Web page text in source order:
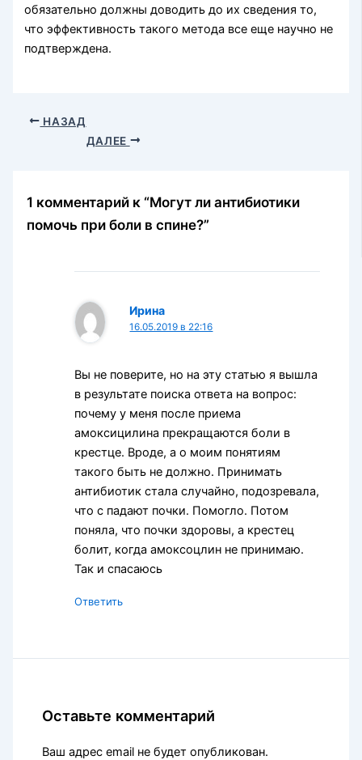
обязательно должны доводить до их сведения то,
что эффективность такого метода все еще научно не
подтверждена.
НАЗАД
ДАЛЕЕ
1 комментарий к “Могут ли антибиотики
помочь при боли в спине?”
Ирина
16.05.2019 в 22:16
Вы не поверите, но на эту статью я вышла
в результате поиска ответа на вопрос:
почему у меня после приема
амоксицилина прекращаются боли в
крестце. Вроде, а о моим понятиям
такого быть не должно. Принимать
антибиотик стала случайно, подозревала,
что с падают почки. Помогло. Потом
поняла, что почки здоровы, а крестец
болит, когда амоксоцлин не принимаю.
Так и спасаюсь
Ответить
Оставьте комментарий
Ваш адрес email не будет опубликован.